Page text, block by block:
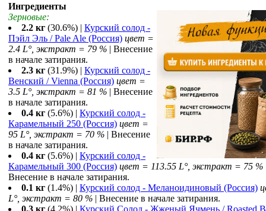
Ингредиенты
Зерновые:
2.2 кг (30.6%) | Курский солод -
Пэйл Эль / Pale Ale (Россия) цвет =
2.4 L°, экстракт = 79 % | Внесение
в начале затирания.
2.3 кг (31.9%) | Курский солод -
Венский / Vienna (Россия) цвет =
3.5 L°, экстракт = 81 % | Внесение
в начале затирания.
0.4 кг (5.6%) | Курский солод -
Карамельный 250 (Россия) цвет =
95 L°, экстракт = 70 % | Внесение
в начале затирания.
0.4 кг (5.6%) | Курский солод -
Карамельный 300 (Россия) цвет = 113.55 L°, экстракт = 75 %
Внесение в начале затирания.
0.1 кг (1.4%) | Курский солод - Меланоидиновый (Россия)
L°, экстракт = 80 % | Внесение в начале затирания.
0.3 кг (4.2%) | Курский Солод - Жженый Ячмень / Roasted